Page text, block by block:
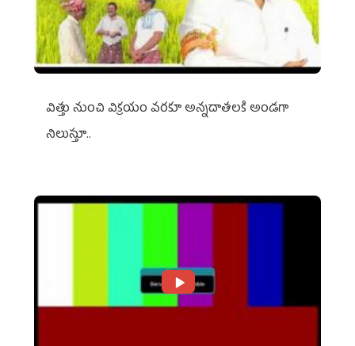
విత్తు నుంచి విక్రయం వరకూ అన్నదాతలకి అండగా
నిలుస్తూ..